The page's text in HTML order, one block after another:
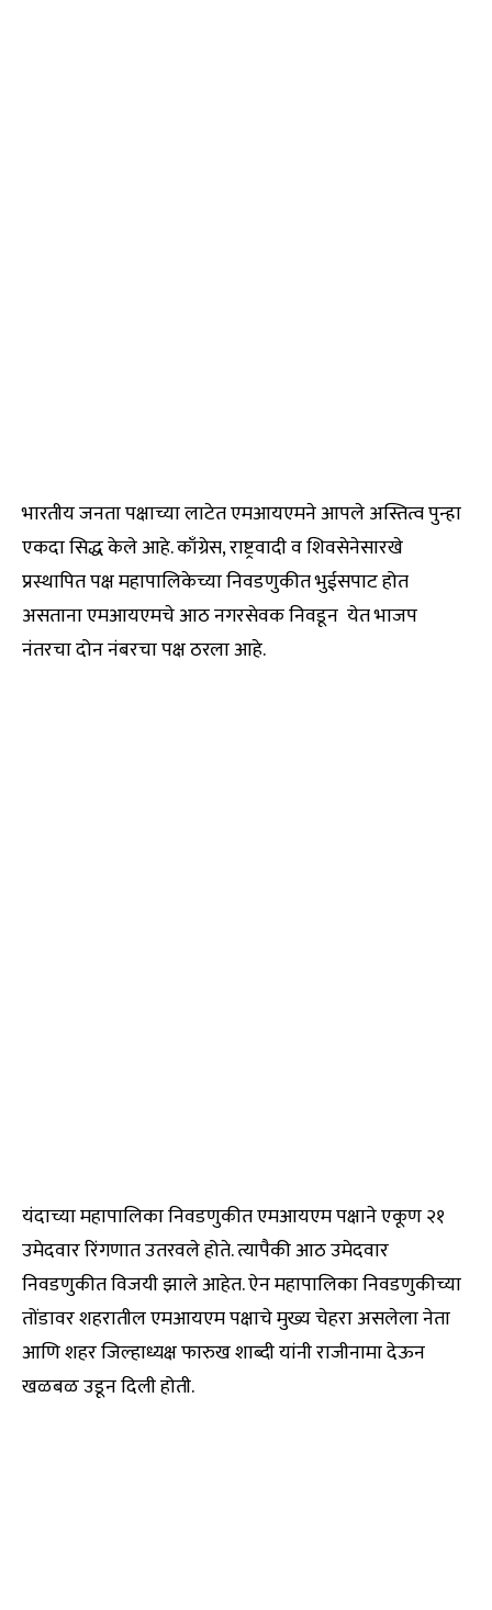
भारतीय जनता पक्षाच्या लाटेत एमआयएमने आपले अस्तित्व पुन्हा
एकदा सिद्ध केले आहे. काँग्रेस, राष्ट्रवादी व शिवसेनेसारखे
प्रस्थापित पक्ष महापालिकेच्या निवडणुकीत भुईसपाट होत
असताना एमआयएमचे आठ नगरसेवक निवडून येत भाजप
नंतरचा दोन नंबरचा पक्ष ठरला आहे.
यंदाच्या महापालिका निवडणुकीत एमआयएम पक्षाने एकूण २१
उमेदवार रिंगणात उतरवले होते. त्यापैकी आठ उमेदवार
निवडणुकीत विजयी झाले आहेत. ऐन महापालिका निवडणुकीच्या
तोंडावर शहरातील एमआयएम पक्षाचे मुख्य चेहरा असलेला नेता
आणि शहर जिल्हाध्यक्ष फारुख शाब्दी यांनी राजीनामा देऊन
खळबळ उडून दिली होती.